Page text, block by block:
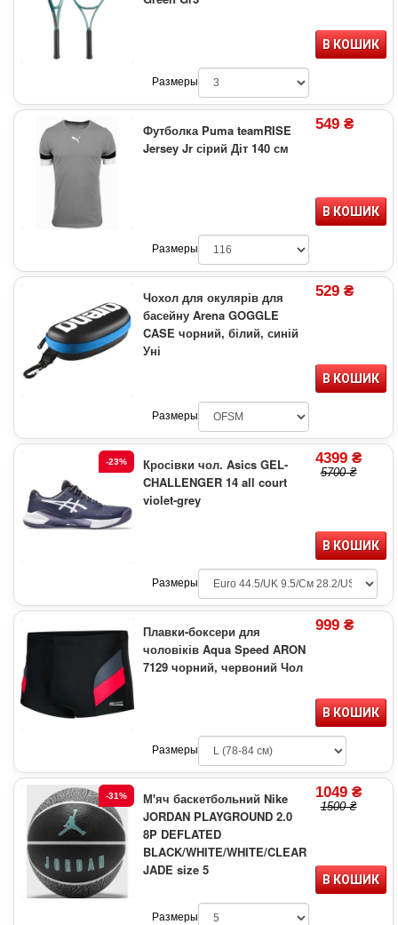
В КОШИК
Размеры
Футболка Puma teamRISE
Jersey Jr сірий Діт 140 см
549 ₴
В КОШИК
Размеры
Чохол для окулярів для
басейну Arena GOGGLE
CASE чорний, білий, синій
Уні
529 ₴
В КОШИК
Размеры
-23%
Кросівки чол. Asics GEL-
CHALLENGER 14 all court
violet-grey
4399 ₴
5700 ₴
В КОШИК
Размеры
Плавки-боксери для
чоловіків Aqua Speed ARON
7129 чорний, червоний Чол
999 ₴
В КОШИК
Размеры
-31%
М'яч баскетбольний Nike
JORDAN PLAYGROUND 2.0
8P DEFLATED
BLACK/WHITE/WHITE/CLEAR
JADE size 5
1049 ₴
1500 ₴
В КОШИК
Размеры